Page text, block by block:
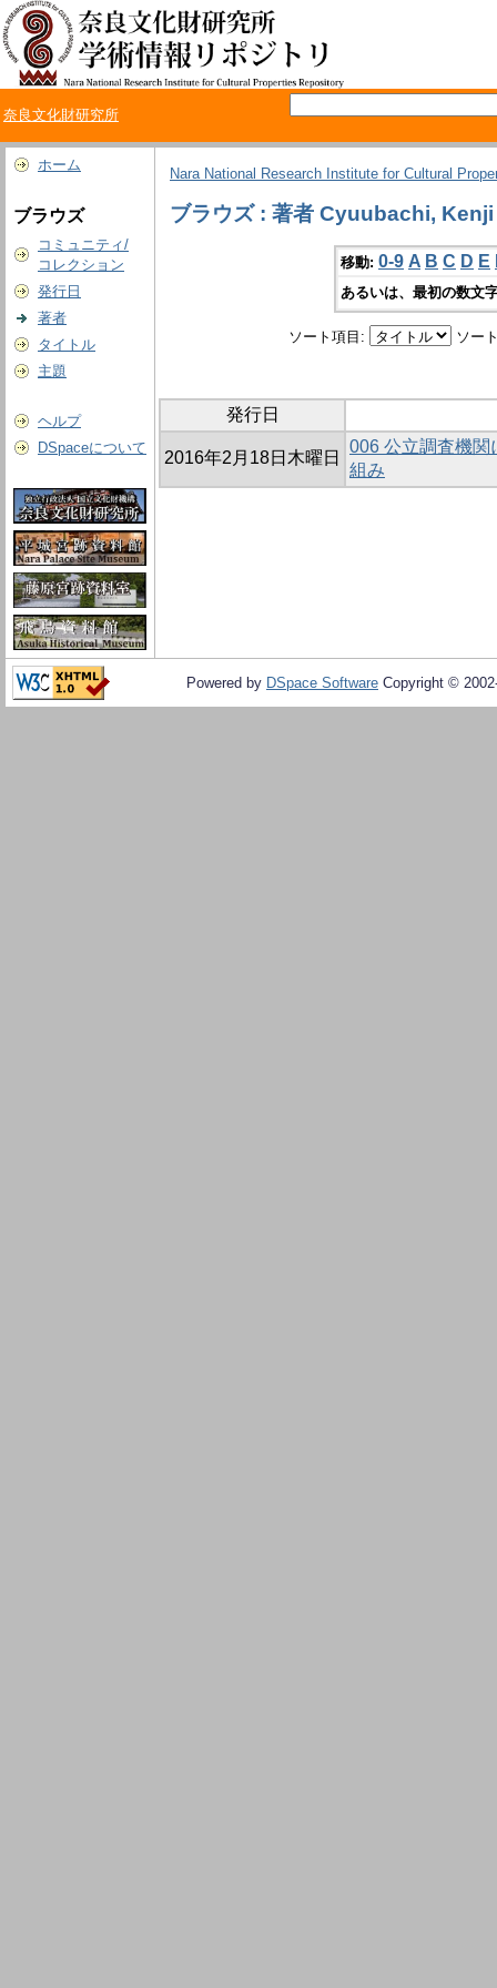
奈良文化財研究所
ホーム
ブラウズ
コミュニティ/
コレクション
発行日
著者
タイトル
主題
ヘルプ
DSpaceについて
Nara National Research Institute for Cultural
ブラウズ : 著者 Cyuubachi, Kenji
移動: 0-9 A B C D E
あるいは、最初の数文
ソート項目: ソー
発行日
2016年2月18日木曜日
006 公立調査機関
組み
Powered by DSpace Software Copyright ©